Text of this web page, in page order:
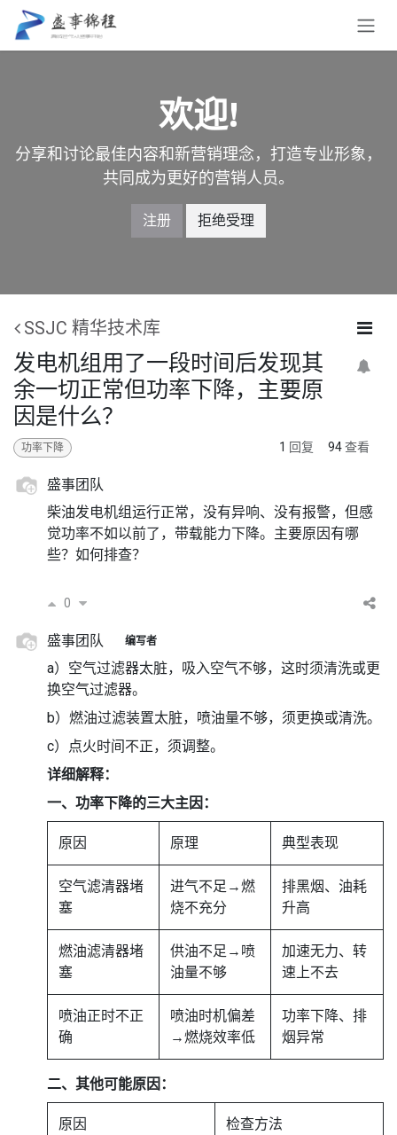
跳至内容
欢迎!
分享和讨论最佳内容和新营销理念，打造专业形象，
共同成为更好的营销人员。
注册 拒绝受理
SSJC 精华技术库
发电机组用了一段时间后发现其
余一切正常但功率下降，主要原
因是什么？
功率下降 1 回复 94查看
盛事团队
柴油发电机组运行正常，没有异响、没有报警，但感
觉功率不如以前了，带载能力下降。主要原因有哪
些？如何排查？
0
盛事团队 编写者
a）空气过滤器太脏，吸入空气不够，这时须清洗或更
换空气过滤器。
b）燃油过滤装置太脏，喷油量不够，须更换或清洗。
c）点火时间不正，须调整。
详细解释：
一、功率下降的三大主因：
原因 原理 典型表现
空气滤清器堵
塞
进气不足→燃
烧不充分
排黑烟、油耗
升高
燃油滤清器堵
塞
供油不足→喷
油量不够
加速无力、转
速上不去
喷油正时不正
确
喷油时机偏差
→燃烧效率低
功率下降、排
烟异常
二、其他可能原因：
原因 检查方法